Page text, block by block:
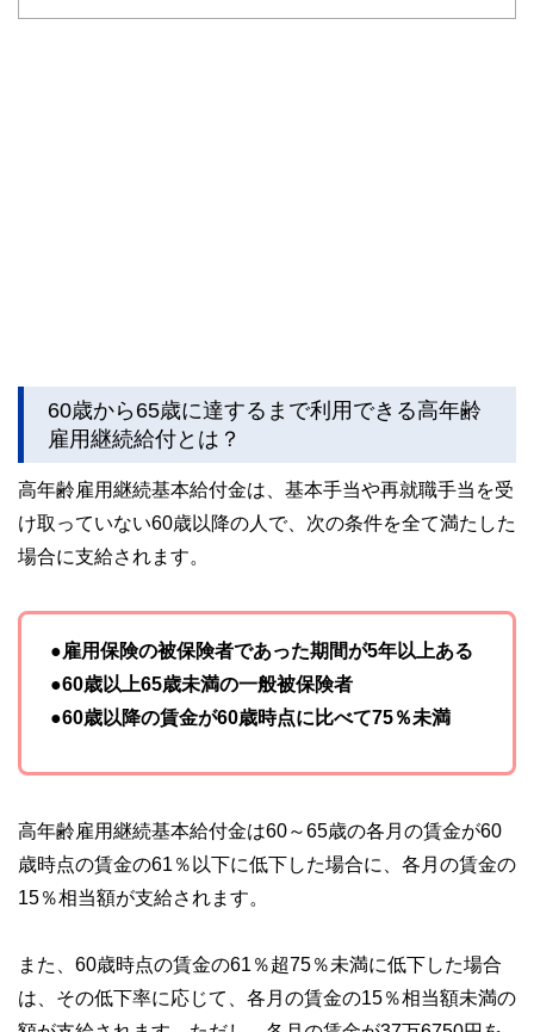
60歳から65歳に達するまで利用できる高年齢
雇用継続給付とは？
高年齢雇用継続基本給付金は、基本手当や再就職手当を受
け取っていない60歳以降の人で、次の条件を全て満たした
場合に支給されます。
●雇用保険の被保険者であった期間が5年以上ある
●60歳以上65歳未満の一般被保険者
●60歳以降の賃金が60歳時点に比べて75％未満
高年齢雇用継続基本給付金は60～65歳の各月の賃金が60
歳時点の賃金の61％以下に低下した場合に、各月の賃金の
15％相当額が支給されます。
また、60歳時点の賃金の61％超75％未満に低下した場合
は、その低下率に応じて、各月の賃金の15％相当額未満の